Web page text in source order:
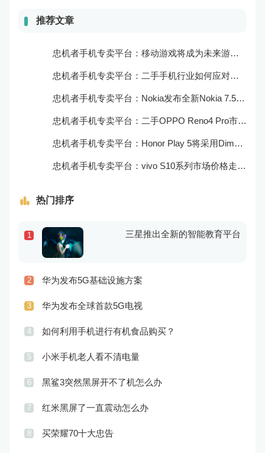
推荐文章
忠机者手机专卖平台：移动游戏将成为未来游戏市场的重要组成部分
忠机者手机专卖平台：二手手机行业如何应对大数据的应用
忠机者手机专卖平台：Nokia发布全新Nokia 7.5，搭载大电池和优化相机
忠机者手机专卖平台：二手OPPO Reno4 Pro市场价格持续上涨
忠机者手机专卖平台：Honor Play 5将采用Dimensity 800U芯片
忠机者手机专卖平台：vivo S10系列市场价格走势平稳
热门排序
1 三星推出全新的智能教育平台
2 华为发布5G基础设施方案
3 华为发布全球首款5G电视
4 如何利用手机进行有机食品购买？
5 小米手机老人看不清电量
6 黑鲨3突然黑屏开不了机怎么办
7 红米黑屏了一直震动怎么办
8 买荣耀70十大忠告